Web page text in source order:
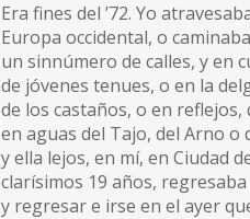
Era fines del ’72. Yo
Europa occidental, o
un sinnúmero de calles, y en
de jóvenes tenues, o en la
de los castaños, o en
en aguas del Tajo, del Arno o
y ella lejos, en mí, en Ciudad
clarísimos 19 años,
y regresar e irse en el ayer